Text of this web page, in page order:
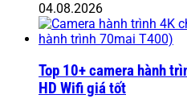
04.08.2026
Top 10+ camera hành
HD Wifi giá tốt